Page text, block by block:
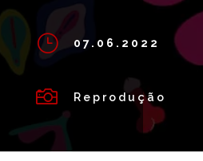
} 07.06.2022
 Reprodução